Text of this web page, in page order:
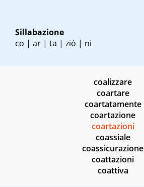
Sillabazione
co | ar | ta | zió | ni
coalizzare
coartare
coartatamente
coartazione
coartazioni
coassiale
coassicurazione
coattazioni
coattiva